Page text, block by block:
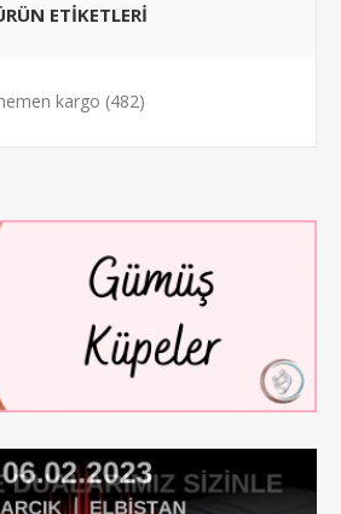
ETİKETLERİ
kargo (482)